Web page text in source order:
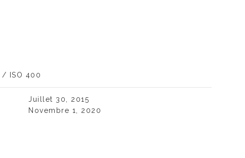
/ ISO 400
Juillet 30, 2015
Novembre 1, 2020